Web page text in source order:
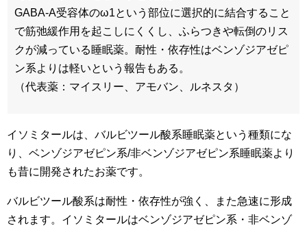
GABA-A受容体のω1という部位に選択的に結合すること
で筋弛緩作用を起こしにくくし、ふらつきや転倒のリス
クが減っている睡眠薬。耐性・依存性はベンゾジアゼピ
ン系よりは軽いという報告もある。
（代表薬：マイスリー、アモバン、ルネスタ）
イソミタールは、バルビツール酸系睡眠薬という種類にな
り、ベンゾジアゼピン系/非ベンゾジアゼピン系睡眠薬より
も昔に開発されたお薬です。
バルビツール酸系は耐性・依存性が強く、また急速に形成
されます。イソミタールはベンゾジアゼピン系・非ベンゾ